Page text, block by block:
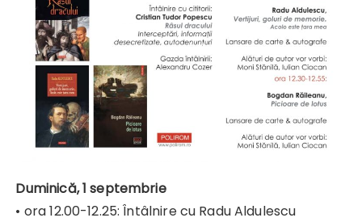
Duminică, 1 septembrie
• ora 12.00-12.25: Întâlnire cu Radu Aldulescu